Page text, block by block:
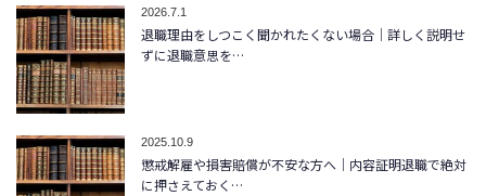
2026.7.1
退職理由をしつこく聞かれたくない場合｜詳しく説明せ
ずに退職意思を…
2025.10.9
懲戒解雇や損害賠償が不安な方へ｜内容証明退職で絶対
に押さえておく…